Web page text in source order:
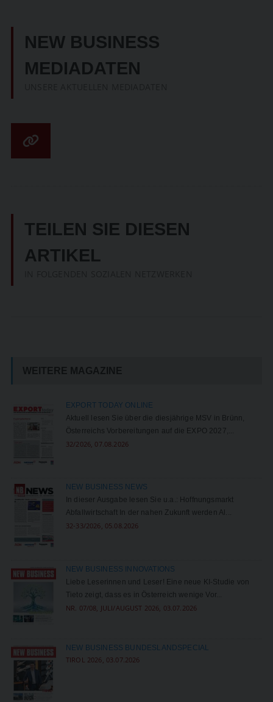
NEW BUSINESS
MEDIADATEN
TEILEN SIE DIESEN
ARTIKEL
WEITERE MAGAZINE
EXPORT TODAY ONLINE
Aktuell lesen Sie über die diesjährige MSV in Brünn,
Österreichs Vorbereitungen auf die EXPO 2027,...
32/2026, 07.08.2026
NEW BUSINESS NEWS
In dieser Ausgabe lesen Sie u.a.: Hoffnungsmarkt
Abfallwirtschaft In der nahen Zukunft werden Al...
32-33/2026, 05.08.2026
NEW BUSINESS INNOVATIONS
Liebe Leserinnen und Leser! Eine neue KI-Studie von
Tieto zeigt, dass es in Österreich wenige Vor...
NR. 07/08, JULI/AUGUST 2026, 03.07.2026
NEW BUSINESS BUNDESLANDSPECIAL
TIROL 2026, 03.07.2026